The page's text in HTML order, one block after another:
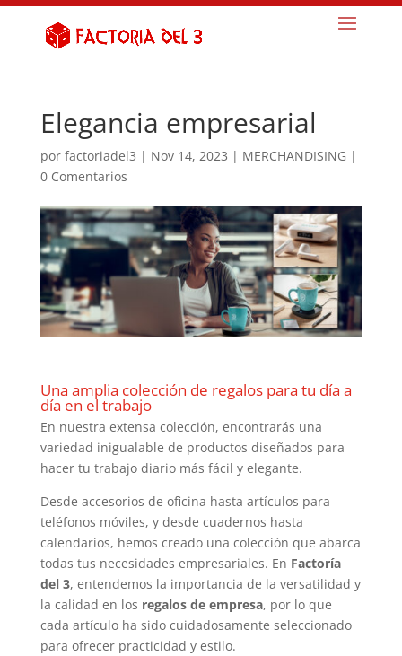
Elegancia empresarial
por factoriadel3 | Nov 14, 2023 | MERCHANDISING |
0 Comentarios
Una amplia colección de regalos para tu día a
día en el trabajo
En nuestra extensa colección, encontrarás una
variedad inigualable de productos diseñados para
hacer tu trabajo diario más fácil y elegante.
Desde accesorios de oficina hasta artículos para
teléfonos móviles, y desde cuadernos hasta
calendarios, hemos creado una colección que abarca
todas tus necesidades empresariales. En Factoría
del 3, entendemos la importancia de la versatilidad y
la calidad en los regalos de empresa, por lo que
cada artículo ha sido cuidadosamente seleccionado
para ofrecer practicidad y estilo.